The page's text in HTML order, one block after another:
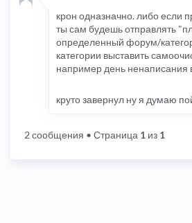
крон одназначно. либо если
ты сам будешь отправлять
определенный форум/
категории выставить
например день ненаписания
круто завернул ну я думаю
2 сообщения • Страница 1 из 1